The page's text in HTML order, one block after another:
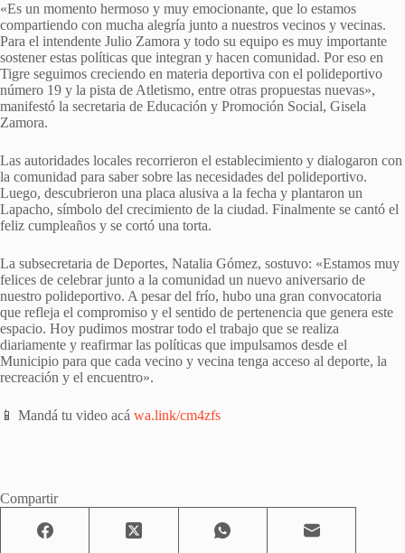
«Es un momento hermoso y muy emocionante, que lo estamos
compartiendo con mucha alegría junto a nuestros vecinos y vecinas.
Para el intendente Julio Zamora y todo su equipo es muy importante
sostener estas políticas que integran y hacen comunidad. Por eso en
Tigre seguimos creciendo en materia deportiva con el polideportivo
número 19 y la pista de Atletismo, entre otras propuestas nuevas»,
manifestó la secretaria de Educación y Promoción Social, Gisela
Zamora.
Las autoridades locales recorrieron el establecimiento y dialogaron con
la comunidad para saber sobre las necesidades del polideportivo.
Luego, descubrieron una placa alusiva a la fecha y plantaron un
Lapacho, símbolo del crecimiento de la ciudad. Finalmente se cantó el
feliz cumpleaños y se cortó una torta.
La subsecretaria de Deportes, Natalia Gómez, sostuvo: «Estamos muy
felices de celebrar junto a la comunidad un nuevo aniversario de
nuestro polideportivo. A pesar del frío, hubo una gran convocatoria
que refleja el compromiso y el sentido de pertenencia que genera este
espacio. Hoy pudimos mostrar todo el trabajo que se realiza
diariamente y reafirmar las políticas que impulsamos desde el
Municipio para que cada vecino y vecina tenga acceso al deporte, la
recreación y el encuentro».
📱 Mandá tu video acá wa.link/cm4zfs
Compartir